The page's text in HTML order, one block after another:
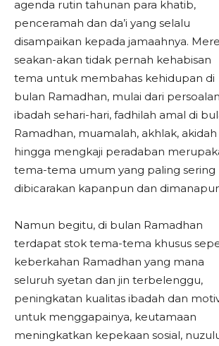
agenda rutin tahunan para khatib,
penceramah dan da’i yang selalu
disampaikan kepada jamaahnya.
seakan-akan tidak pernah kehabisan
tema untuk membahas kehidupan di
bulan Ramadhan, mulai dari persoalan
ibadah sehari-hari, fadhilah amal di
Ramadhan, muamalah, akhlak, akidah
hingga mengkaji peradaban
tema-tema umum yang paling sering
dibicarakan kapanpun dan
Namun begitu, di bulan Ramadhan
terdapat stok tema-tema khusus
keberkahan Ramadhan yang mana
seluruh syetan dan jin terbelenggu,
peningkatan kualitas ibadah dan
untuk menggapainya, keutamaan
meningkatkan kepekaan sosial,